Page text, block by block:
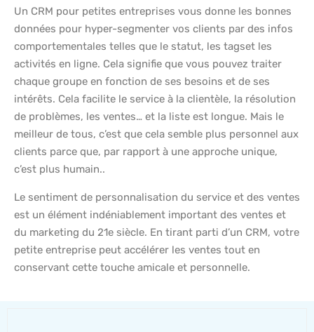
Un CRM pour petites entreprises vous donne les bonnes
données pour hyper-segmenter vos clients par des infos
comportementales telles que le statut, les tagset les
activités en ligne. Cela signifie que vous pouvez traiter
chaque groupe en fonction de ses besoins et de ses
intérêts. Cela facilite le service à la clientèle, la résolution
de problèmes, les ventes… et la liste est longue. Mais le
meilleur de tous, c’est que cela semble plus personnel aux
clients parce que, par rapport à une approche unique,
c’est plus humain..
Le sentiment de personnalisation du service et des ventes
est un élément indéniablement important des ventes et
du marketing du 21e siècle. En tirant parti d’un CRM, votre
petite entreprise peut accélérer les ventes tout en
conservant cette touche amicale et personnelle.